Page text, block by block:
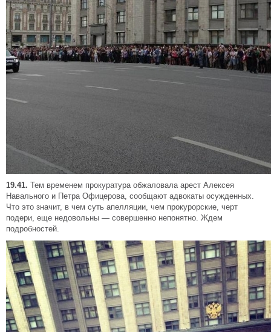
19.41. Тем временем прокуратура обжаловала арест Алексея
Навального и Петра Офицерова, сообщают адвокаты осужденных.
Что это значит, в чем суть апелляции, чем прокурорские, черт
подери, еще недовольны — совершенно непонятно. Ждем
подробностей.